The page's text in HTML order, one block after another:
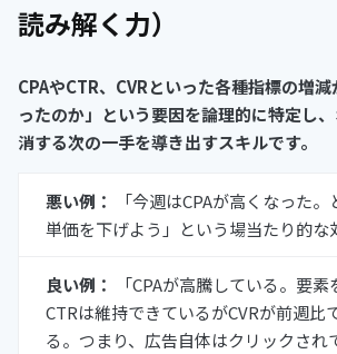
読み解く力）
CPAやCTR、CVRといった各種指標の増
ったのか」という要因を論理的に特定し
消する次の一手を導き出すスキルです。
悪い例：
「今週はCPAが高くなった
単価を下げよう」という場当たり的な
良い例：
「CPAが高騰している。要素
CTRは維持できているがCVRが前週比
る。つまり、広告自体はクリックされ